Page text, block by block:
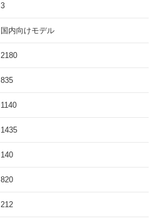
3
国内向けモデル
2180
835
1140
1435
140
820
212